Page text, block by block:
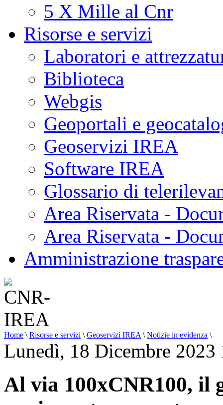
5 X Mille al Cnr
Risorse e servizi
Laboratori e
Biblioteca
Webgis
Geoportali e
Geoservizi IREA
Software IREA
Glossario di
Area Riservata -
Area Riservata -
Amministrazione
Home \ Risorse e servizi \ Geoservizi IREA \ Notizie in evidenza \
Lunedì, 18 Dicembre 2023
Al via 100xCNR100, il